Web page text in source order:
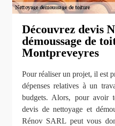
Découvrez devis
démoussage de
Montpreveyres
Pour réaliser un projet, il est
dépenses relatives à un
budgets. Alors, pour avoir
devis de nettoyage et
Rénov SARL peut vous